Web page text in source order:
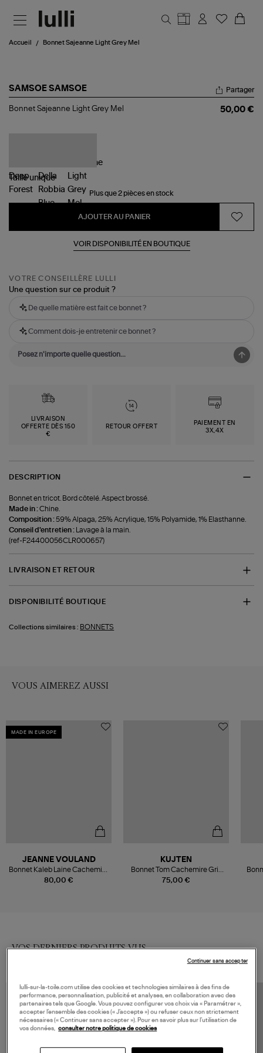
Accueil Bonnet Sajeanne Light Grey Mel
SAMSOE SAMSOE
Bonnet
Partager
Bonnet Sajeanne Light Grey Mel 50,00 €
Tailleunique
Plus que 2 pièces en stock
AJOUTER AU PANIER
VOIR DISPONIBILITÉ EN BOUTIQUE
VOTRE CONSEILLÈRE LULLI
Une question sur ce produit ?
De quelle matière est fait ce bonnet ?
Comment dois-je entretenir ce bonnet ?
LIVRAISON
OFFERTE DÈS 150
€
RETOUR OFFERT
PAIEMENT EN
3X,4X
DESCRIPTION
Bonnet en tricot. Bord côtelé. Aspect brossé.
Made in :Chine.
Composition :59% Alpaga, 25% Acrylique, 15% Polyamide, 1% Elasthanne.
Conseil d'entretien : Lavage à la main.
(ref-F24400056CLR000657)
LIVRAISON ET RETOUR
DISPONIBILITÉ BOUTIQUE
Collections similaires : BONNETS
VOUS AIMEREZ AUSSI
MADE IN EUROPE
80,00 €
JEANNE VOULAND
Bonnet Kaleb Laine Cachemire
Anthracite
75,00 €
KUJTEN
Bonnet Tom Cachemire Gris
Flanelle
VOS DERNIERS PRODUITS VUS
lulli-sur-la-toile.com utilise des cookies et technologies similaires à des fins de
performance, personnalisation, publicité et analyses, en collaboration avec des
partenaires tels que Google. Vous pouvez configurer vos choix via « Paramétrer »,
accepter l’ensemble des cookies (« J’accepte ») ou refuser ceux non strictement
nécessaires (« Continuer sans accepter »). Pour en savoir plus sur l’utilisation de
vos données, consulter notre politique de cookies
Continuer sans accepter